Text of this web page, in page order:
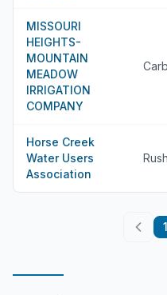
MISSOURI
HEIGHTS-
MOUNTAIN
MEADOW
IRRIGATION
COMPANY
Horse Creek
Water Users
Association
Rush
1